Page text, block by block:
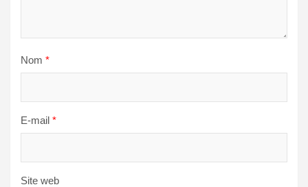
Nom *
E-mail *
Site web